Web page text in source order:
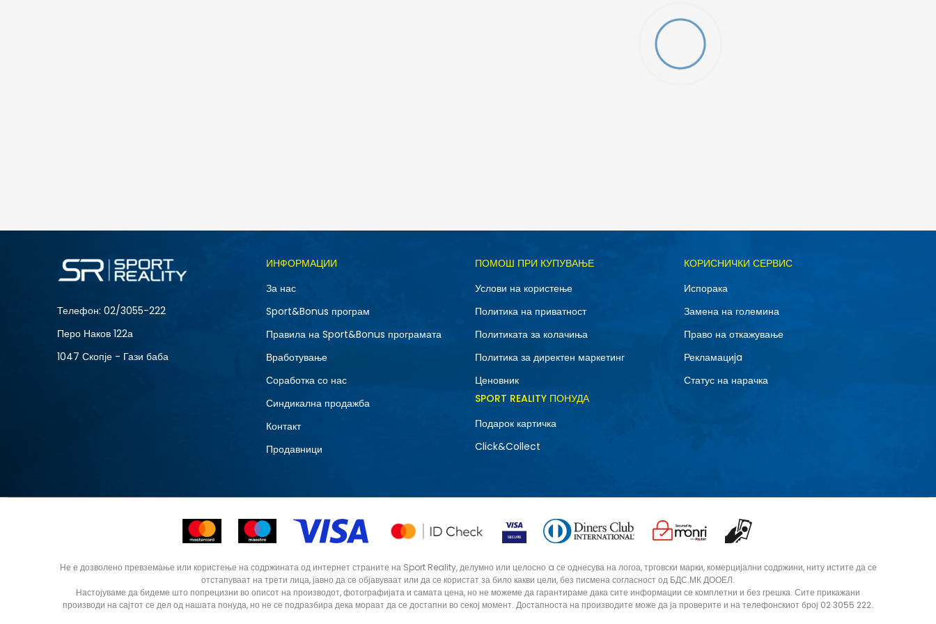
Големина
2XL
Телефон: 02/3055-222
Перо Наков 122а
1047 Скопје - Гази баба
ИНФОРМАЦИИ
За нас
Sport&Bonus програм
Правила на Sport&Bonus програмата
Вработување
Соработка со нас
Синдикална продажба
Контакт
Продавници
ПОМОШ ПРИ КУПУВАЊЕ
Услови на користење
Политика на приватност
Политиката за колачиња
Политика за директен маркетинг
Ценовник
КОРИСНИЧКИ СЕРВИС
Испорака
Замена на големина
Право на откажување
Рекламациja
Статус на нарачка
SPORT REALITY ПОНУДА
Подарок картичка
Click&Collect
Не е дозволено превземање или користење на содржината од интернет страните на Sport Reality, делумно или целосно a се однесува на логоа, трговски марки, комерцијални содржини, ниту истите да се
отстапуваат на трети лица, јавно да се објавуваат или да се користат за било какви цели, без писмена согласност од БДС.МК ДООЕЛ.
Настојуваме да бидеме што попрецизни во описот на производот, фотографијата и самата цена, но не можеме да гарантираме дака сите информации се комплетни и без грешка. Сите прикажани
производи на сајтот се дел од нашата понуда, но не се подразбира дека мораат да се достапни во секој момент. Достапноста на производите може да ја проверите и на телефонскиот број 02 3055 222.